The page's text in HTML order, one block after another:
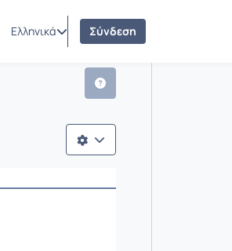
Ελληνικά Σύνδεση